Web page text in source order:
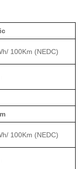
100Km (NEDC)
100Km (NEDC)